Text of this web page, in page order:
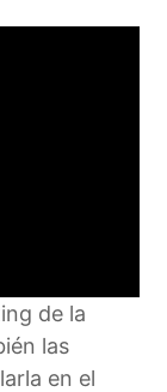
de la
las
en el